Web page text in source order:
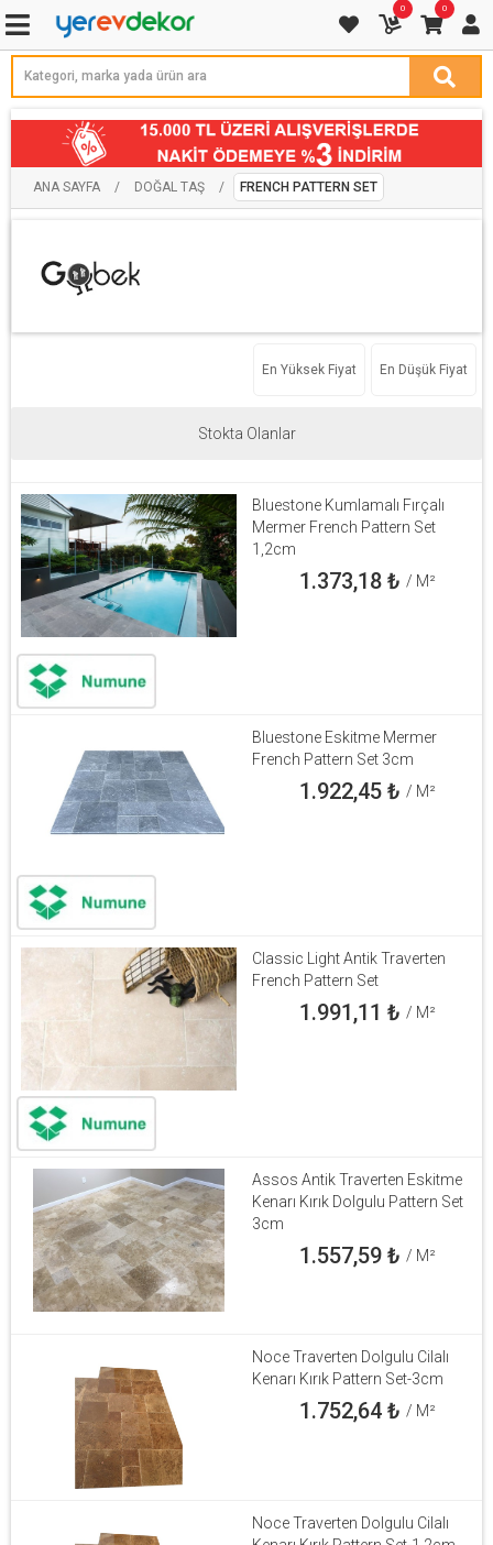
0 0
ANA SAYFA / DOĞAL TAŞ / FRENCH PATTERN SET
En Yüksek Fiyat En Düşük Fiyat
Stokta Olanlar
Bluestone Kumlamalı Fırçalı
Mermer French Pattern Set
1,2cm
1.373,18₺ / M²
Bluestone Eskitme Mermer
French Pattern Set 3cm
1.922,45₺ / M²
Classic Light Antik Traverten
French Pattern Set
1.991,11 ₺ / M²
Assos Antik Traverten Eskitme
Kenarı Kırık Dolgulu Pattern Set
3cm
1.557,59₺ / M²
Noce Traverten Dolgulu Cilalı
Kenarı Kırık Pattern Set-3cm
1.752,64₺ / M²
Noce Traverten Dolgulu Cilalı